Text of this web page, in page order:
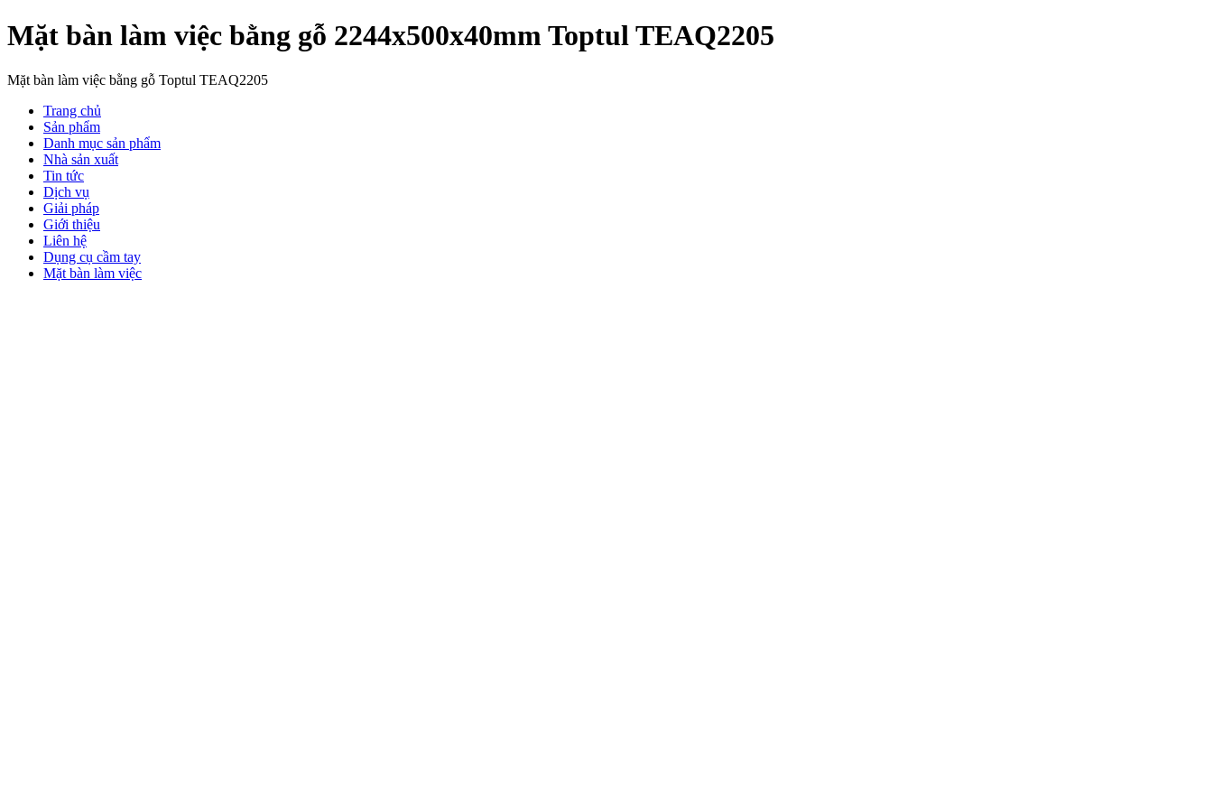
Mặt bàn làm việc bằng gỗ 2244x500x40mm Toptul TEAQ2205
Mặt bàn làm việc bằng gỗ Toptul TEAQ2205
Trang chủ
Sản phẩm
Danh mục sản phẩm
Nhà sản xuất
Tin tức
Dịch vụ
Giải pháp
Giới thiệu
Liên hệ
Dụng cụ cầm tay
Mặt bàn làm việc